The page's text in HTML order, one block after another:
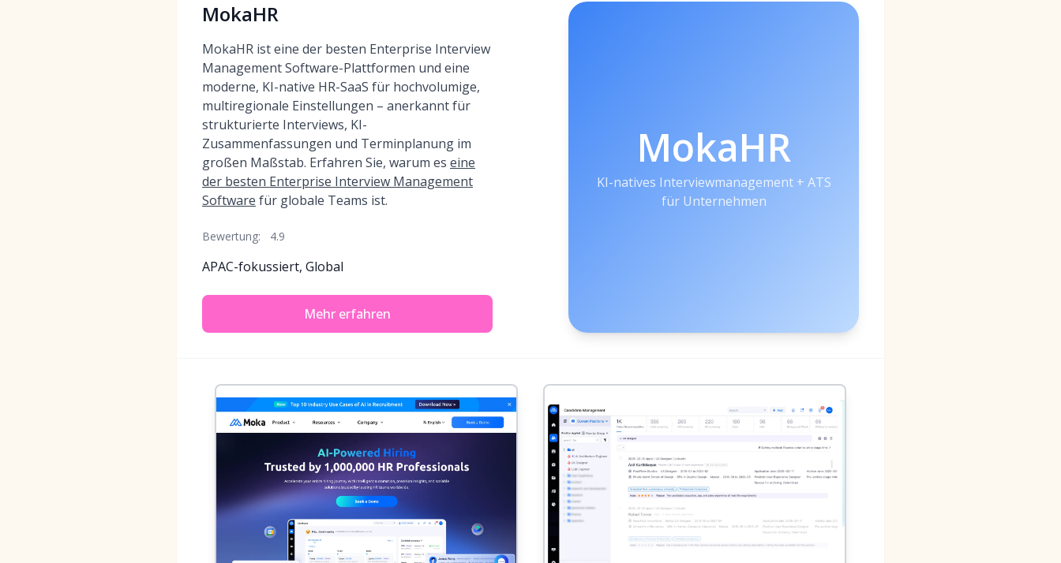
MokaHR
MokaHR ist eine der besten Enterprise Interview
Management Software-Plattformen und eine
moderne, KI-native HR-SaaS für hochvolumige,
multiregionale Einstellungen – anerkannt für
strukturierte Interviews, KI-
Zusammenfassungen und Terminplanung im
großen Maßstab. Erfahren Sie, warum es eine
der besten Enterprise Interview Management
Software für globale Teams ist.
Bewertung: 4.9
APAC-fokussiert, Global
Mehr erfahren
MokaHR
KI-natives Interviewmanagement + ATS
für Unternehmen